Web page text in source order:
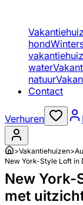
hond
water
natuur
Contact
Verhuren
>Vakantiehuizen>
New York-Style Loft in
New York-
met